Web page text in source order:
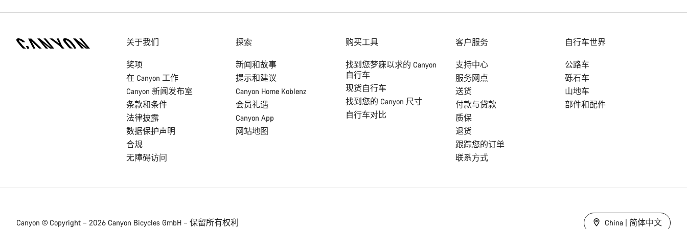
关于我们
奖项
在 Canyon 工作
Canyon 新闻发布室
条款和条件
法律披露
数据保护声明
合规
无障碍访问
探索
新闻和故事
提示和建议
Canyon Home Koblenz
会员礼遇
Canyon App
网站地图
购买工具
找到您梦寐以求的 Canyon
自行车
现货自行车
找到您的 Canyon 尺寸
自行车对比
客户服务
支持中心
服务网点
送货
付款与贷款
质保
退货
跟踪您的订单
联系方式
自行车世界
公路车
砾石车
山地车
部件和配件
Canyon © Copyright – 2026 Canyon Bicycles GmbH – 保留所有权利 China | 简体中文